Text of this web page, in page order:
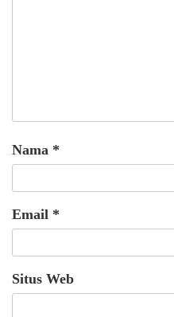
Nama *
Email *
Situs Web